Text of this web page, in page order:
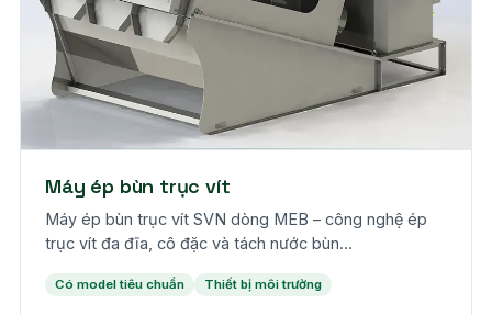
Máy ép bùn trục vít
Máy ép bùn trục vít SVN dòng MEB – công nghệ ép
trục vít đa đĩa, cô đặc và tách nước bùn…
Có model tiêu chuẩn Thiết bị môi trường